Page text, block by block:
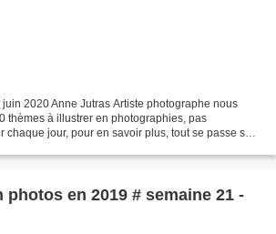
2020 Anne Jutras Artiste photographe nous
thèmes à illustrer en photographies, pas
chaque jour, pour en savoir plus, tout se passe sur
photos en 2019 # semaine 21 -